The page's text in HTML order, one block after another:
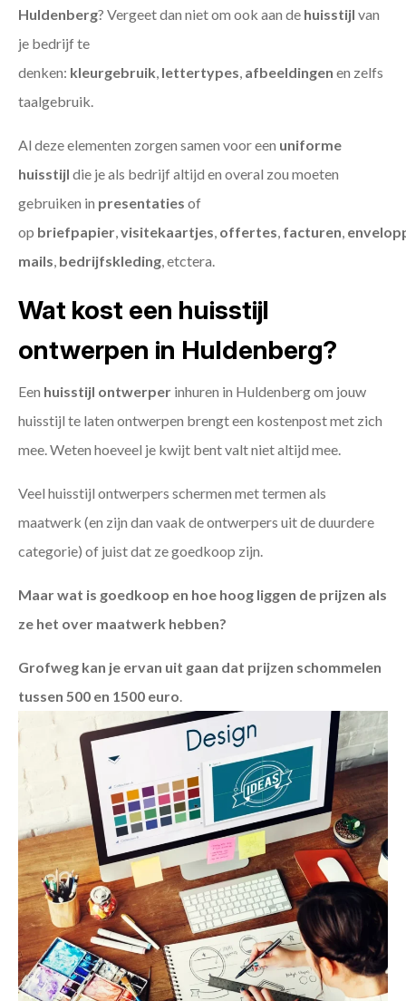
Huldenberg? Vergeet dan niet om ook aan de huisstijl van
je bedrijf te
denken: kleurgebruik, lettertypes, afbeeldingen en zelfs
taalgebruik.
Al deze elementen zorgen samen voor een uniforme
huisstijl die je als bedrijf altijd en overal zou moeten
gebruiken in presentaties of
op briefpapier,visitekaartjes, offertes, facturen,
mails, bedrijfskleding, etctera.
Wat kost een huisstijl
ontwerpen in Huldenberg?
Een huisstijl ontwerper inhuren in Huldenberg om jouw
huisstijl te laten ontwerpen brengt een kostenpost met zich
mee. Weten hoeveel je kwijt bent valt niet altijd mee.
Veel huisstijl ontwerpers schermen met termen als
maatwerk (en zijn dan vaak de ontwerpers uit de duurdere
categorie) of juist dat ze goedkoop zijn.
Maar wat is goedkoop en hoe hoog liggen de prijzen als
ze het over maatwerk hebben?
Grofweg kan je ervan uit gaan dat prijzen schommelen
tussen 500 en 1500 euro.